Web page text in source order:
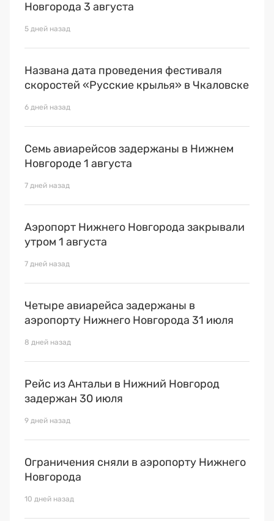
Новгорода 3 августа
5 дней назад
Названа дата проведения фестиваля
скоростей «Русские крылья» в Чкаловске
6 дней назад
Семь авиарейсов задержаны в Нижнем
Новгороде 1 августа
7 дней назад
Аэропорт Нижнего Новгорода закрывали
утром 1 августа
7 дней назад
Четыре авиарейса задержаны в
аэропорту Нижнего Новгорода 31 июля
8 дней назад
Рейс из Антальи в Нижний Новгород
задержан 30 июля
9 дней назад
Ограничения сняли в аэропорту Нижнего
Новгорода
10 дней назад